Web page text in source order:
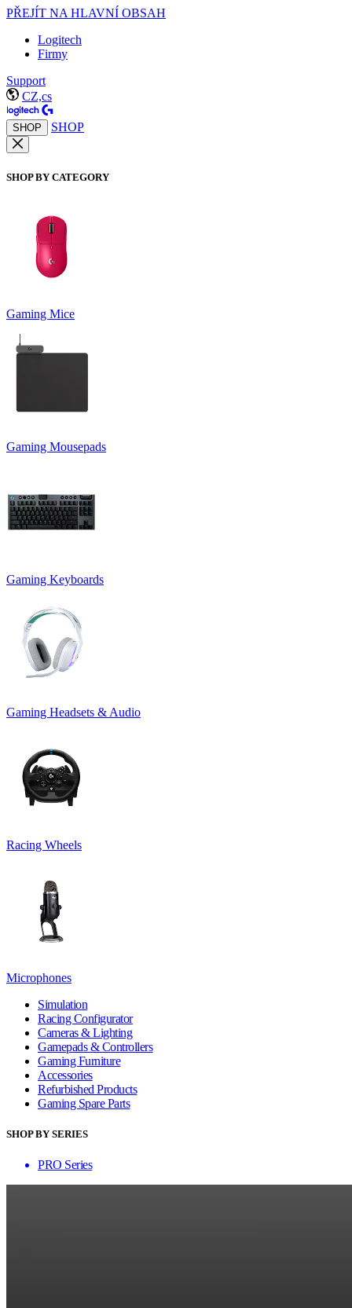
PŘEJÍT NA HLAVNÍ OBSAH
Logitech
Firmy
Support
CZ,cs
SHOP SHOP
SHOP BY CATEGORY
Gaming Mice
Gaming Mousepads
Gaming Keyboards
Gaming Headsets & Audio
Racing Wheels
Microphones
Simulation
Racing Configurator
Cameras & Lighting
Gamepads & Controllers
Gaming Furniture
Accessories
Refurbished Products
Gaming Spare Parts
SHOP BY SERIES
PRO Series